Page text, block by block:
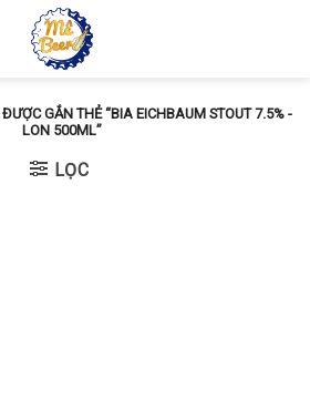
GẮN THẺ “BIA EICHBAUM STOUT 7.5% -
LON 500ML”
LỌC